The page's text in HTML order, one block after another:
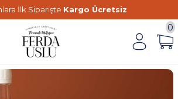
İlk Siparişte Kargo Ücretsiz
0